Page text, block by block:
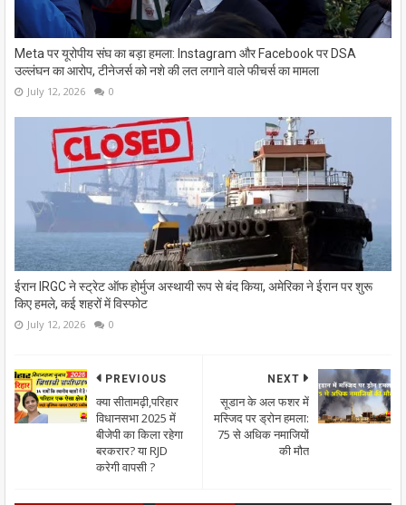
Meta पर यूरोपीय संघ का बड़ा हमला: Instagram और Facebook पर DSA
उल्लंघन का आरोप, टीनेजर्स को नशे की लत लगाने वाले फीचर्स का मामला
July 12, 2026 0
ईरान IRGC ने स्ट्रेट ऑफ होर्मुज अस्थायी रूप से बंद किया, अमेरिका ने ईरान पर शुरू
किए हमले, कई शहरों में विस्फोट
July 12, 2026 0
NEXT
सूडान के अल फशर में
मस्जिद पर ड्रोन हमला:
75 से अधिक नमाजियों
की मौत
PREVIOUS
क्या सीतामढ़ी,परिहार
विधानसभा 2025 में
बीजेपी का किला रहेगा
बरकरार? या RJD
करेगी वापसी ?